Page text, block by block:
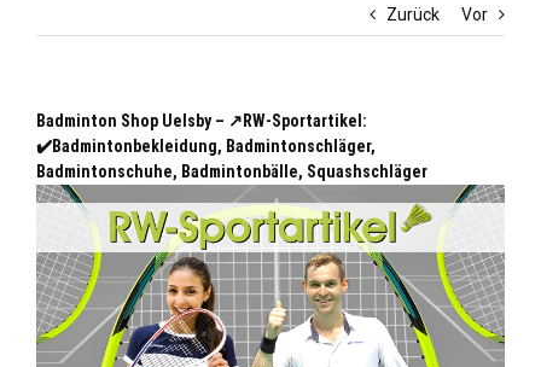
Zurück Vor
Badminton Shop Uelsby – ↗️RW-Sportartikel:
✔️Badmintonbekleidung, Badmintonschläger,
Badmintonschuhe, Badmintonbälle, Squashschläger